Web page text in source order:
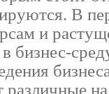
В
и
бизнес-
различные